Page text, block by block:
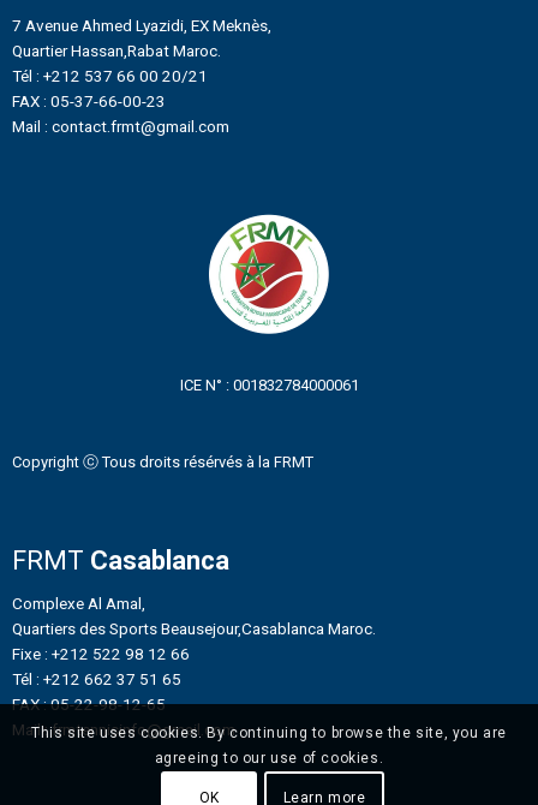
7 Avenue Ahmed Lyazidi, EX Meknès,
Quartier Hassan,Rabat Maroc.
Tél : +212 537 66 00 20/21
FAX : 05-37-66-00-23
Mail : contact.frmt@gmail.com
ICE N° : 001832784000061
Copyright ⓒ Tous droits résérvés à la FRMT
FRMT Casablanca
Complexe Al Amal,
Quartiers des Sports Beausejour,Casablanca Maroc.
Fixe : +212 522 98 12 66
Tél : +212 662 37 51 65
FAX : 05-22-98-12-65
Mail : frmtennisinfo@gmail.com
This site uses cookies. By continuing to browse the site, you are
agreeing to our use of cookies.
OK Learn more